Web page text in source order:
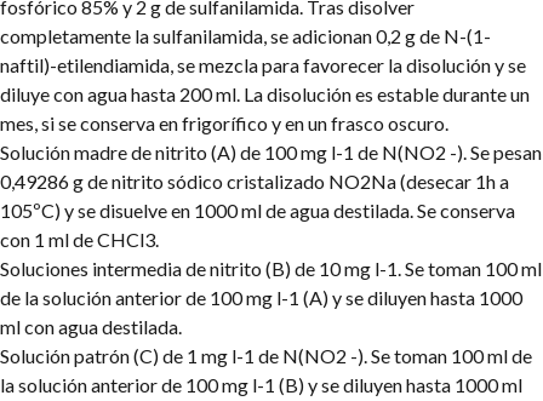
fosfórico 85% y 2 g de sulfanilamida. Tras disolver
completamente la sulfanilamida, se adicionan 0,2 g de N-(1-
naftil)-etilendiamida, se mezcla para favorecer la disolución y se
diluye con agua hasta 200 ml. La disolución es estable durante un
mes, si se conserva en frigorífico y en un frasco oscuro.
Solución madre de nitrito (A) de 100 mg l-1 de N(NO2 -). Se pesan
0,49286 g de nitrito sódico cristalizado NO2Na (desecar 1h a
105ºC) y se disuelve en 1000 ml de agua destilada. Se conserva
con 1 ml de CHCl3.
Soluciones intermedia de nitrito (B) de 10 mg l-1. Se toman 100 ml
de la solución anterior de 100 mg l-1 (A) y se diluyen hasta 1000
ml con agua destilada.
Solución patrón (C) de 1 mg l-1 de N(NO2 -). Se toman 100 ml de
la solución anterior de 100 mg l-1 (B) y se diluyen hasta 1000 ml